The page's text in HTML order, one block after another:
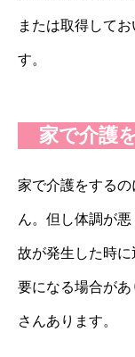
または取得して
す。
家で介護
家で介護をする
ん。但し体調が
故が発生した時
要になる場合があ
さんあります。